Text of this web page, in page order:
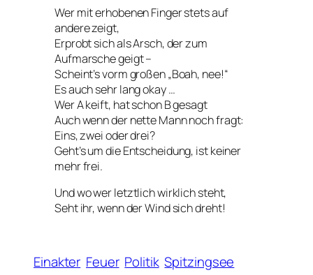
Wer mit erhobenen Finger stets auf
andere zeigt,
Erprobt sich als Arsch, der zum
Aufmarsche geigt –
Scheint’s vorm großen „Boah, nee!“
Es auch sehr lang okay …
Wer A keift, hat schon B gesagt
Auch wenn der nette Mann noch fragt:
Eins, zwei oder drei?
Geht’s um die Entscheidung, ist keiner
mehr frei.
Und wo wer letztlich wirklich steht,
Seht ihr, wenn der Wind sich dreht!
Einakter Feuer Politik Spitzingsee